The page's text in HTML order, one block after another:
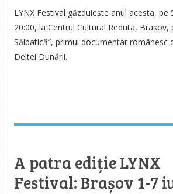
LYNX Festival găzduiește anul acesta, pe
20:00, la Centrul Cultural Reduta, Brașov,
Sălbatică”, primul documentar românesc
Deltei Dunării.
A patra ediție LYNX
Festival: Brașov 1-7